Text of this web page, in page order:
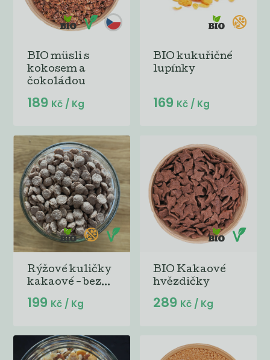
BIO müsli s
kokosem a
čokoládou
189 Kč / Kg
BIO kukuřičné
lupínky
169 Kč / Kg
Rýžové kuličky
kakaové - bez...
199 Kč / Kg
BIO Kakaové
hvězdičky
289 Kč / Kg